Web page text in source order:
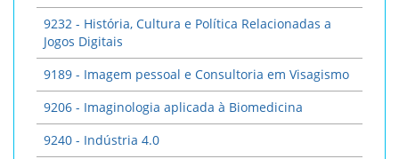
9232 - História, Cultura e Política Relacionadas a
Jogos Digitais
9189 - Imagem pessoal e Consultoria em Visagismo
9206 - Imaginologia aplicada à Biomedicina
9240 - Indústria 4.0